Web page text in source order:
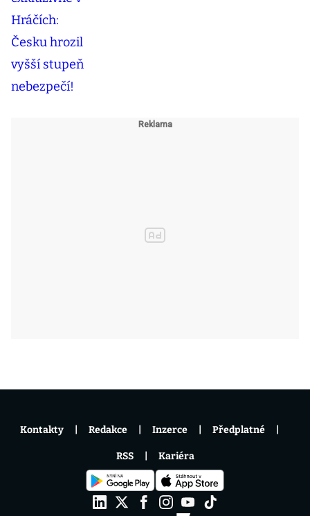
Kontakty Redakce Inzerce Předplatné
RSS Kariéra